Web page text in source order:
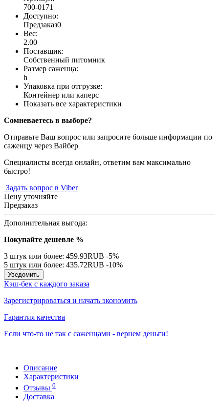
700-0171
Доступно:
Предзаказ0
Вес:
2.00
Поставщик:
Собственный питомник
Размер саженца:
h
Упаковка при отгрузке:
Контейнер или каперс
Показать все характеристики
Сомневаетесь в выборе?
Отправьте Ваш вопрос или запросите больше информации по
саженцу через Вайбер
Специалисты всегда онлайн, ответим вам максимально
быстро!
Задать вопрос в Viber
Цену уточняйте
Предзаказ
Дополнительная выгода:
Покупайте дешевле %
3 штук или более: 459.93RUB -5%
5 штук или более: 435.72RUB -10%
Уведомить
Кэш-бек с каждого заказа
Зарегистрироваться и начать экономить
Гарантия качества
Если что-то не так с саженцами - вернем деньги!
Описание
Характеристики
Отзывы 0
Доставка